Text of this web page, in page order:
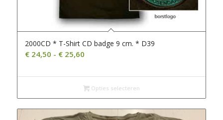
2000CD * T-Shirt CD badge 9 cm. * D39
€24,50 - €25,60Prijsklasse:
tot
€ 25,60
Opties selecteren